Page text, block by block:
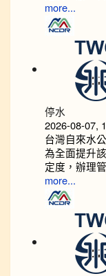
more...
停水
2026-08-07,
台灣自來水
為全面提升
定度，辦理
more...